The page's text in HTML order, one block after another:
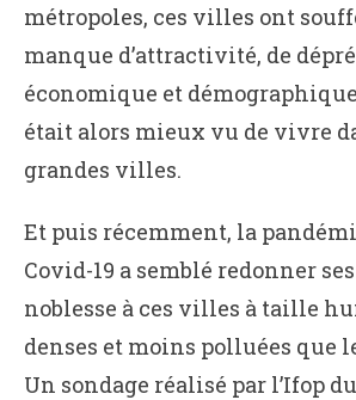
métropoles, ces villes ont
manque d’attractivité, de
économique et
était alors mieux vu de vivre
grandes villes.
Et puis récemment, la
Covid-19 a semblé redonner
noblesse à ces villes à taille
denses et moins polluées que
Un sondage réalisé par l’Ifop